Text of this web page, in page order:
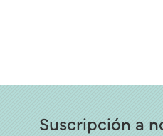
Suscripción a